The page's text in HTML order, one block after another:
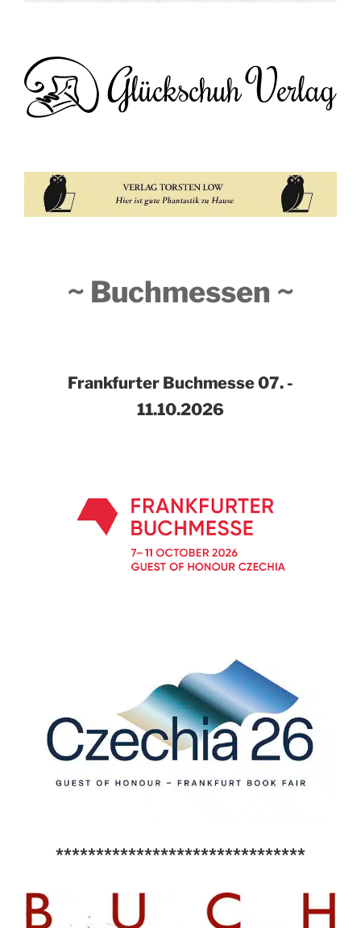
~ Buchmessen ~
Frankfurter Buchmesse07. -
11.10.2026
*******************************